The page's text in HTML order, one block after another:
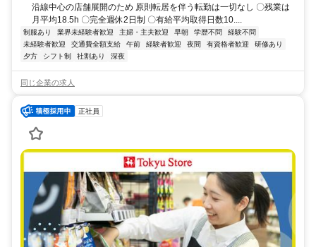
沿線中心の店舗展開のため 原則転居を伴う転勤は一切なし 〇残業は
月平均18.5h 〇完全週休2日制 〇有給平均取得日数10....
制服あり 業界未経験者歓迎 主婦・主夫歓迎 早朝 学歴不問
経験不問
未経験者歓迎
交通費全額支給 午前 経験者歓迎 夜間 有資格者歓迎
研修あり
夕方
シフト制 社割あり 深夜
同じ企業の求人
正社員